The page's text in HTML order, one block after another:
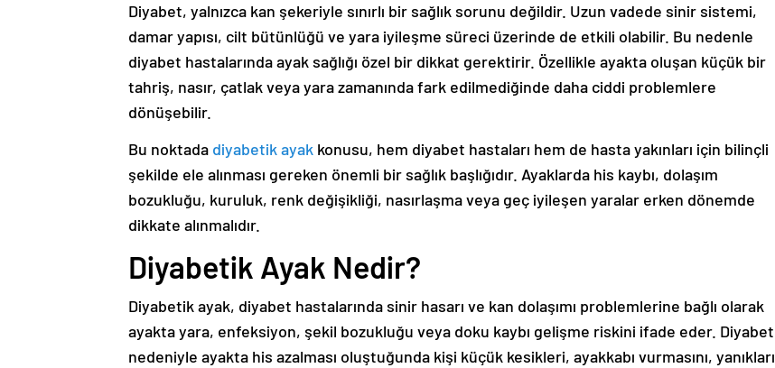
Diyabet, yalnızca kan şekeriyle sınırlı bir sağlık sorunu değildir. Uzun vadede sinir sistemi,
damar yapısı, cilt bütünlüğü ve yara iyileşme süreci üzerinde de etkili olabilir. Bu nedenle
diyabet hastalarında ayak sağlığı özel bir dikkat gerektirir. Özellikle ayakta oluşan küçük bir
tahriş, nasır, çatlak veya yara zamanında fark edilmediğinde daha ciddi problemlere
dönüşebilir.
Bu noktada diyabetik ayak konusu, hem diyabet hastaları hem de hasta yakınları için bilinçli
şekilde ele alınması gereken önemli bir sağlık başlığıdır. Ayaklarda his kaybı, dolaşım
bozukluğu, kuruluk, renk değişikliği, nasırlaşma veya geç iyileşen yaralar erken dönemde
dikkate alınmalıdır.
Diyabetik Ayak Nedir?
Diyabetik ayak, diyabet hastalarında sinir hasarı ve kan dolaşımı problemlerine bağlı olarak
ayakta yara, enfeksiyon, şekil bozukluğu veya doku kaybı gelişme riskini ifade eder. Diyabet
nedeniyle ayakta his azalması oluştuğunda kişi küçük kesikleri, ayakkabı vurmasını, yanıkları